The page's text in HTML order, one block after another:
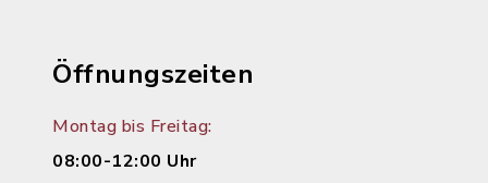
Öffnungszeiten
Montag bis Freitag:
08:00-12:00 Uhr